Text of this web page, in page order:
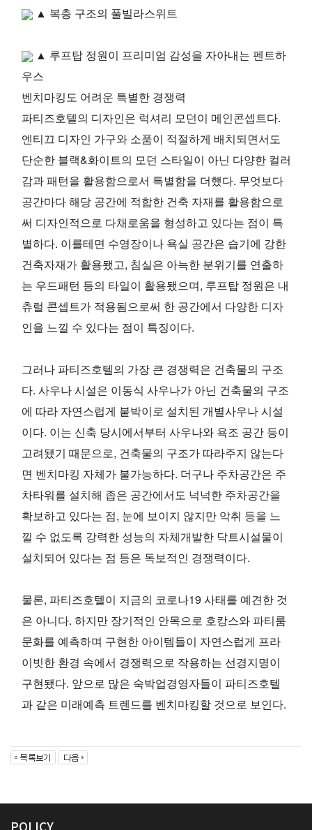
▲ 복층 구조의 풀빌라스위트
▲ 루프탑 정원이 프리미엄 감성을 자아내는 펜트하
우스
벤치마킹도 어려운 특별한 경쟁력
파티즈호텔의 디자인은 럭셔리 모던이 메인콘셉트다.
엔티끄 디자인 가구와 소품이 적절하게 배치되면서도
단순한 블랙&화이트의 모던 스타일이 아닌 다양한 컬러
감과 패턴을 활용함으로서 특별함을 더했다. 무엇보다
공간마다 해당 공간에 적합한 건축 자재를 활용함으로
써 디자인적으로 다채로움을 형성하고 있다는 점이 특
별하다. 이를테면 수영장이나 욕실 공간은 습기에 강한
건축자재가 활용됐고, 침실은 아늑한 분위기를 연출하
는 우드패턴 등의 타일이 활용됐으며, 루프탑 정원은 내
츄럴 콘셉트가 적용됨으로써 한 공간에서 다양한 디자
인을 느낄 수 있다는 점이 특징이다.
그러나 파티즈호텔의 가장 큰 경쟁력은 건축물의 구조
다. 사우나 시설은 이동식 사우나가 아닌 건축물의 구조
에 따라 자연스럽게 붙박이로 설치된 개별사우나 시설
이다. 이는 신축 당시에서부터 사우나와 욕조 공간 등이
고려됐기 때문으로, 건축물의 구조가 따라주지 않는다
면 벤치마킹 자체가 불가능하다. 더구나 주차공간은 주
차타워를 설치해 좁은 공간에서도 넉넉한 주차공간을
확보하고 있다는 점, 눈에 보이지 않지만 악취 등을 느
낄 수 없도록 강력한 성능의 자체개발한 닥트시설물이
설치되어 있다는 점 등은 독보적인 경쟁력이다.
물론, 파티즈호텔이 지금의 코로나19 사태를 예견한 것
은 아니다. 하지만 장기적인 안목으로 호캉스와 파티룸
문화를 예측하며 구현한 아이템들이 자연스럽게 프라
이빗한 환경 속에서 경쟁력으로 작용하는 선경지명이
구현됐다. 앞으로 많은 숙박업경영자들이 파티즈호텔
과 같은 미래예측 트렌드를 벤치마킹할 것으로 보인다.
POLICY